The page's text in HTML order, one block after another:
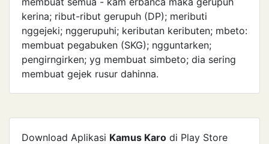
kerina; ribut-ribut gerupuh (DP); meributi
nggejeki; nggerupuhi; keributan keributen; mbeto:
membuat pegabuken (SKG); ngguntarken;
pengirngirken; yg membuat simbeto; dia sering
membuat gejek rusur dahinna.
Download Aplikasi Kamus Karo di Play Store